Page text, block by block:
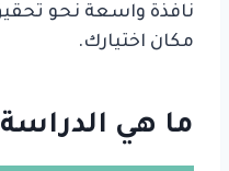
نافذة واسعة نحو
مكان اختيارك.
ما هي